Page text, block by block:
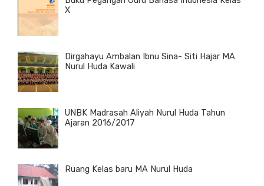
X
Dirgahayu Ambalan Ibnu Sina- Siti Hajar MA
Nurul Huda Kawali
UNBK Madrasah Aliyah Nurul Huda Tahun
Ajaran 2016/2017
Ruang Kelas baru MA Nurul Huda